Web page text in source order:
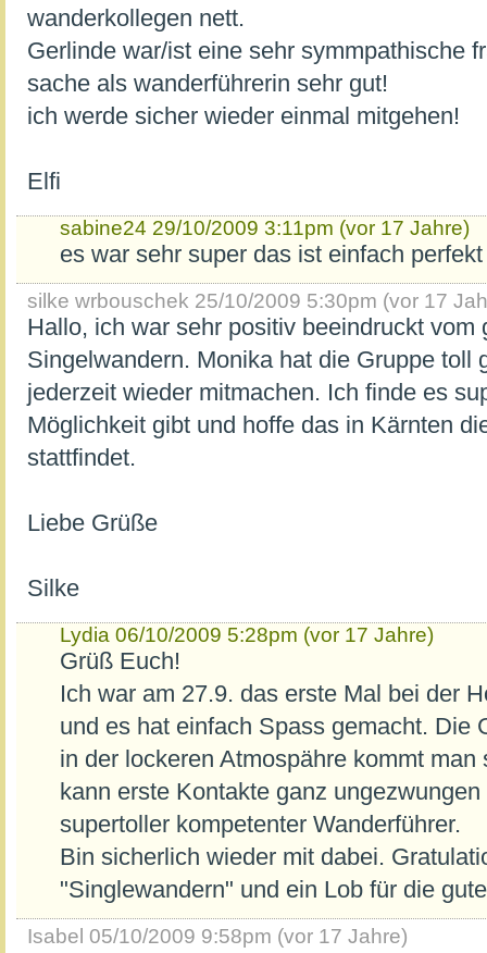
wanderkollegen nett.
Gerlinde war/ist eine sehr symmpathische
sache als wanderführerin sehr gut!
ich werde sicher wieder einmal mitgehen!
Elfi
sabine24 29/10/2009 3:11pm (vor 17 Jahre)
es war sehr super das ist einfach perfekt
silke wrbouschek 25/10/2009 5:30pm (vor 17
Hallo, ich war sehr positiv beeindruckt vom
Singelwandern. Monika hat die Gruppe toll
jederzeit wieder mitmachen. Ich finde es
Möglichkeit gibt und hoffe das in Kärnten
stattfindet.
Liebe Grüße
Silke
Lydia 06/10/2009 5:28pm (vor 17 Jahre)
Grüß Euch!
Ich war am 27.9. das erste Mal bei der
und es hat einfach Spass gemacht. Die
in der lockeren Atmospähre kommt man
kann erste Kontakte ganz
supertoller kompetenter Wanderführer.
Bin sicherlich wieder mit dabei.
"Singlewandern" und ein Lob für die
Isabel 05/10/2009 9:58pm (vor 17 Jahre)